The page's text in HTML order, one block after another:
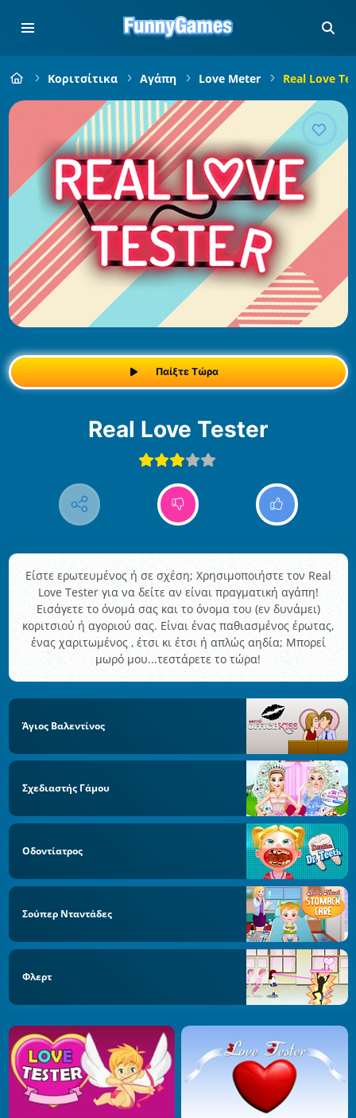
Κοριτσίτικα Αγάπη Love Meter Real Love
Παίξτε Τώρα
Real Love Tester
Είστε ερωτευμένος ή σε σχέση; Χρησιμοποιήστε τον Real
Love Tester για να δείτε αν είναι πραγματική αγάπη!
Εισάγετε το όνομά σας και το όνομα του (εν δυνάμει)
κοριτσιού ή αγοριού σας. Είναι ένας παθιασμένος έρωτας,
ένας χαριτωμένος , έτσι κι έτσι ή απλώς αηδία; Μπορεί
μωρό μου...τεστάρετε το τώρα!
Άγιος Βαλεντίνος
Σχεδιαστής Γάμου
Οδοντίατρος
Σούπερ Νταντάδες
Φλερτ